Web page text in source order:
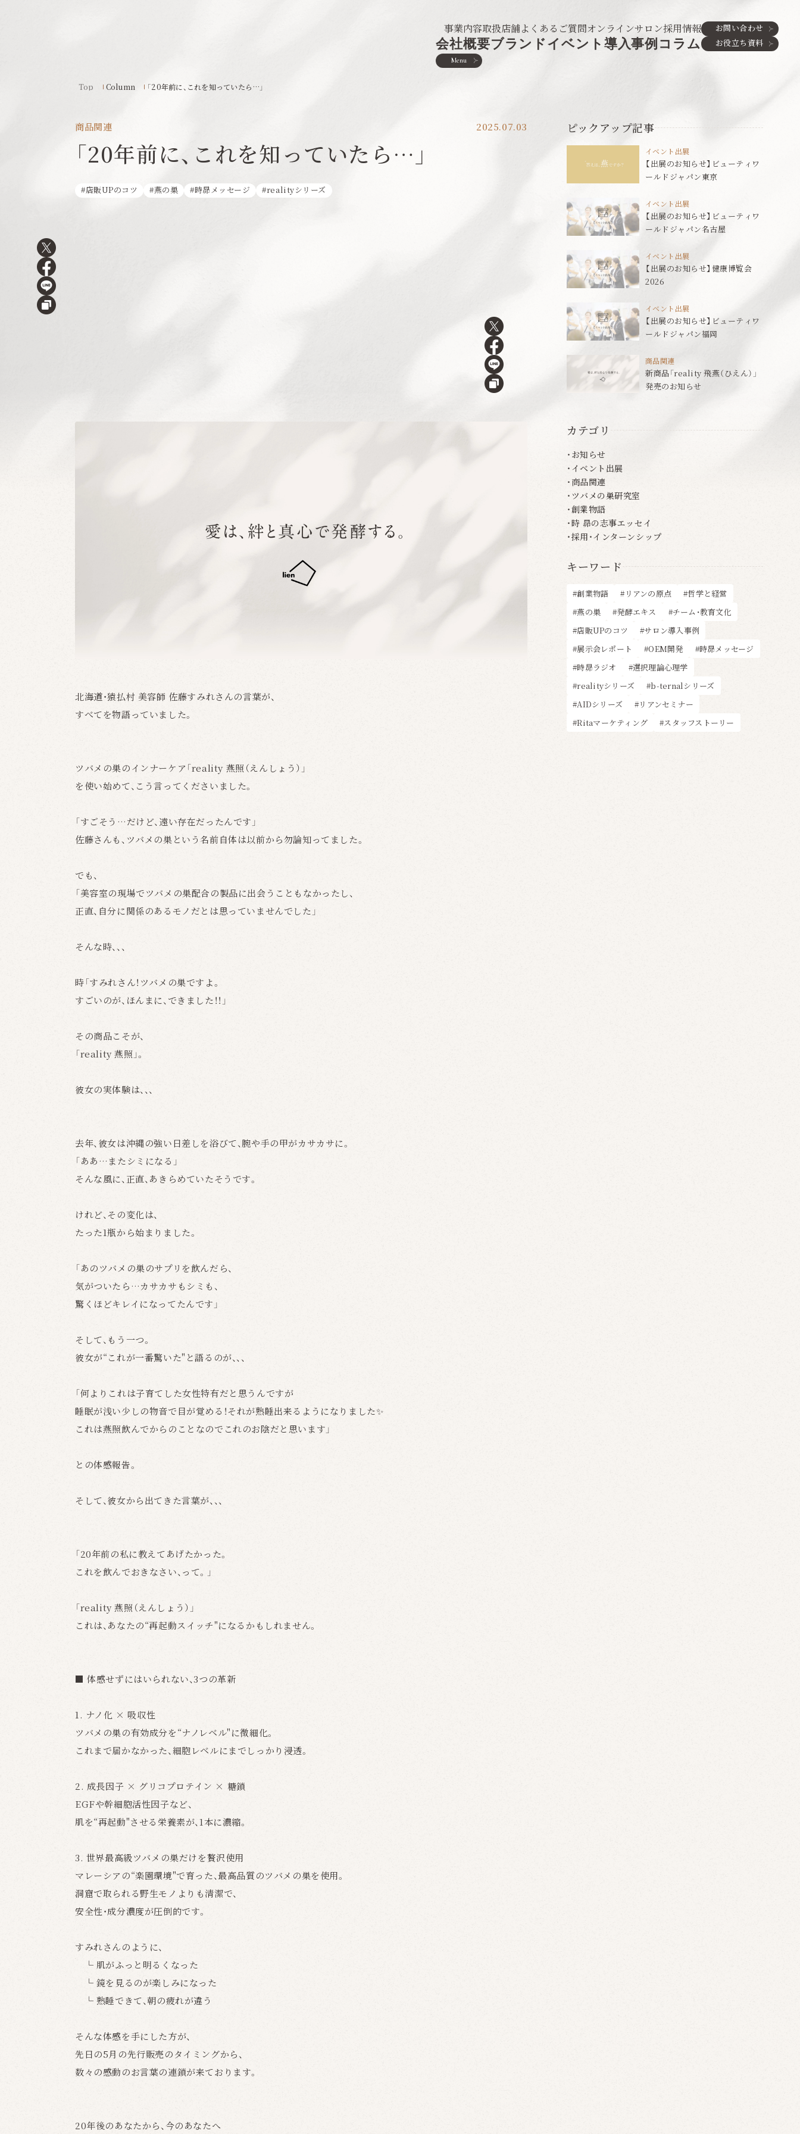
事業内容取扱店舗よくあるご質問オンラインサロン採用情報
会社概要ブランドイベント 導入事例 コラム
お問い合わせ
お役立ち資料
Menu
Top Column 「20年前に、これを知っていたら…」
商品関連 2025.07.03
「20年前に、これを知っていたら…」
店販UPのコツ 燕の巣 時昴メッセージ realityシリーズ
北海道・猿払村 美容師 佐藤すみれさんの言葉が、
すべてを物語っていました。
ツバメの巣のインナーケア「reality 燕照（えんしょう）」
を使い始めて、こう言ってくださいました。
「すごそう…だけど、遠い存在だったんです」
佐藤さんも、ツバメの巣という名前自体は以前から勿論知ってました。
でも、
「美容室の現場でツバメの巣配合の製品に出会うこともなかったし、
正直、自分に関係のあるモノだとは思っていませんでした」
そんな時、、、
時「すみれさん！ツバメの巣ですよ。
すごいのが、ほんまに、できました！！」
その商品こそが、
「reality 燕照」。
彼女の実体験は、、、
去年、彼女は沖縄の強い日差しを浴びて、腕や手の甲がカサカサに。
「ああ…またシミになる」
そんな風に、正直、あきらめていたそうです。
けれど、その変化は、
たった1瓶から始まりました。
「あのツバメの巣のサプリを飲んだら、
気がついたら…カサカサもシミも、
驚くほどキレイになってたんです」
そして、もう一つ。
彼女が“これが一番驚いた"と語るのが、、、
「何よりこれは子育てした女性特有だと思うんですが
睡眠が浅い少しの物音で目が覚める！それが熟睡出来るようになりました✨
これは燕照飲んでからのことなのでこれのお陰だと思います」
との体感報告。
そして、彼女から出てきた言葉が、、、
「20年前の私に教えてあげたかった。
これを飲んでおきなさい、って。」
「reality 燕照（えんしょう）」
これは、あなたの“再起動スイッチ"になるかもしれません。
■ 体感せずにはいられない、3つの革新
1. ナノ化 × 吸収性
ツバメの巣の有効成分を“ナノレベル"に微細化。
これまで届かなかった、細胞レベルにまでしっかり浸透。
2. 成長因子 × グリコプロテイン × 糖鎖
EGFや幹細胞活性因子など、
肌を“再起動"させる栄養素が、1本に濃縮。
3. 世界最高級ツバメの巣だけを贅沢使用
マレーシアの“楽園環境"で育った、最高品質のツバメの巣を使用。
洞窟で取られる野生モノよりも清潔で、
安全性・成分濃度が圧倒的です。
すみれさんのように、
└ 肌がふっと明るくなった
└ 鏡を見るのが楽しみになった
└ 熟睡できて、朝の疲れが違う
そんな体感を手にした方が、
先日の5月の先行販売のタイミングから、
数々の感動のお言葉の連鎖が来ております。
20年後のあなたから、今のあなたへ
ピックアップ記事
イベント出展
【出展のお知らせ】ビューティワ
ールドジャパン東京
イベント出展
【出展のお知らせ】ビューティワ
ールドジャパン名古屋
イベント出展
【出展のお知らせ】健康博覧会
2026
イベント出展
【出展のお知らせ】ビューティワ
ールドジャパン福岡
商品関連
新商品「reality 飛燕（ひえん）」
発売のお知らせ
カテゴリ
お知らせ
イベント出展
商品関連
ツバメの巣研究室
創業物語
時 昴の志事エッセイ
採用・インターンシップ
キーワード
創業物語 リアンの原点
哲学と経営
燕の巣
発酵エキス
チーム・教育文化
店販UPのコツ
サロン導入事例
展示会レポート
OEM開発
時昴メッセージ
時昴ラジオ
選択理論心理学
realityシリーズ
b-ternalシリーズ
AIDシリーズ
リアンセミナー
Ritaマーケティング
スタッフストーリー